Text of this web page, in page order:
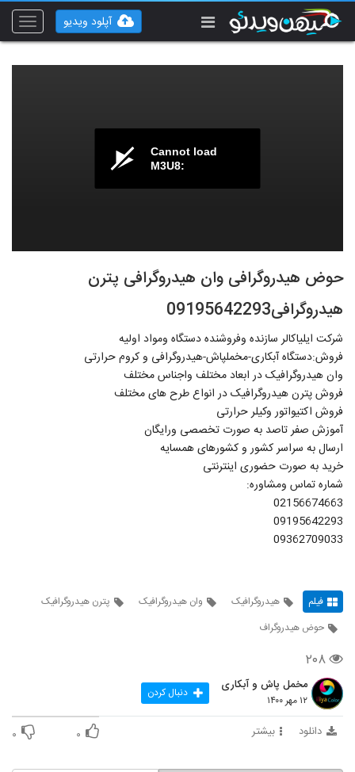
Toggle
آپلود ویدیو
Cannot load
M3U8:
حوض هیدروگرافی وان هیدروگرافی پترن
هیدروگرافی09195642293
شرکت ایلیاکالر سازنده وفروشنده دستگاه ومواد اولیه
فروش:دستگاه آبکاری-مخملپاش-هیدروگرافی و کروم حرارتی
وان هیدروگرافیک در ابعاد مختلف واجناس مختلف
فروش پترن هیدروگرافیک در انواع طرح های مختلف
فروش اکتیواتور وکیلر حرارتی
آموزش صفر تاصد به صورت تخصصی ورایگان
ارسال به سراسر کشور و کشورهای همسایه
خرید به صورت حضوری اینترنتی
شماره تماس ومشاوره:
02156674663
09195642293
09362709033
فیلم هیدروگرافیک وان هیدروگرافیک
پترن هیدروگرافیک
حوض هیدروگراف
۲۰۸
مخمل پاش و آبکاری
۱۲ مهر ۱۴۰۰ دنبال کردن
دانلود بیشتر ۰ ۰